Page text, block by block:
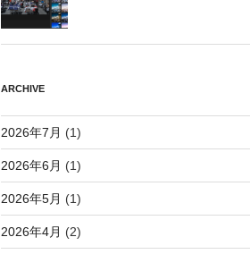
ARCHIVE
2026年7月 (1)
2026年6月 (1)
2026年5月 (1)
2026年4月 (2)